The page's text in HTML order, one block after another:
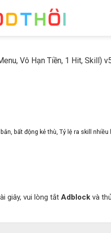
Vô Hạn Tiền, 1 Hit, Skill)
bất động kẻ thù, Tỷ lệ ra skill
giây, vui lòng tắt Adblockvà